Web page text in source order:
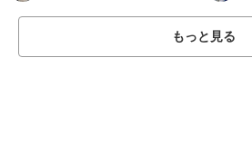
もっと見る